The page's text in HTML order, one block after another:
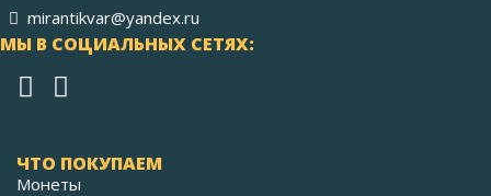
mirantikvar@yandex.ru
МЫ В СОЦИАЛЬНЫХ СЕТЯХ:
ЧТО ПОКУПАЕМ
Монеты